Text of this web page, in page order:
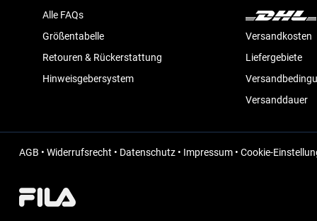
Alle FAQs
Größentabelle
Retouren & Rückerstattung
Hinweisgebersystem
Versandkosten
Liefergebiete
Versanddauer
AGB • Widerrufsrecht • Datenschutz• Impressum• Cookie-